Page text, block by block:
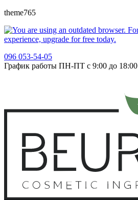
theme765
096 053-54-05
График работы ПН-ПТ с 9:00 до 18:00